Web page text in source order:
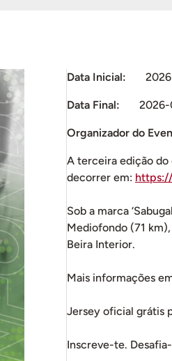
Data Inicial:
Data Final: 2026-
Organizador do
A terceira edição do
decorrer em:
Sob a marca
Mediofondo (71
Beira Interior.
Mais informações
Jersey oficial grátis
Inscreve-te.